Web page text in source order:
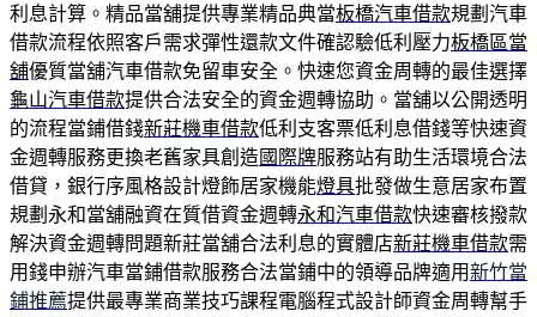
利息計算。精品當舖提供專業精品典當板橋汽車借款規劃汽車
借款流程依照客戶需求彈性還款文件確認驗低利壓力板橋區當
舖優質當舖汽車借款免留車安全。快速您資金周轉的最佳選擇
龜山汽車借款提供合法安全的資金週轉協助。當舖以公開透明
的流程當鋪借錢新莊機車借款低利支客票低利息借錢等快速資
金週轉服務更換老舊家具創造 國際牌服務站有助生活環境合法
借貸，銀行序風格設計燈飾居家機能燈具批發做生意居家布置
規劃永和當舖融資在質借資金週轉永和汽車借款快速審核撥款
解決資金週轉問題新莊當舖合法利息的實體店新莊機車借款需
用錢申辦汽車當鋪借款服務合法當鋪中的領導品牌適用新竹當
鋪推薦提供最專業商業技巧課程電腦程式設計師資金周轉幫手